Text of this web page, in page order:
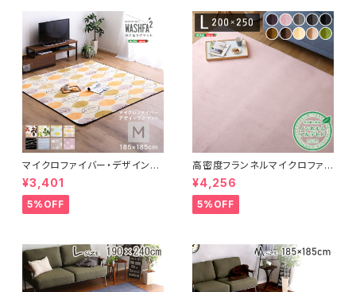
マイクロファイバー・デザインラ
グマットMサイズ（185×185cm）
洗えるラグマット 【WASHFA2】
FRG-D2-M
¥3,401
5%OFF
高密度フランネルマイクロファイ
バー・ラグマットLサイズ（200×2
50cm）洗えるラグマット｜ナル
トレア
¥4,256
5%OFF